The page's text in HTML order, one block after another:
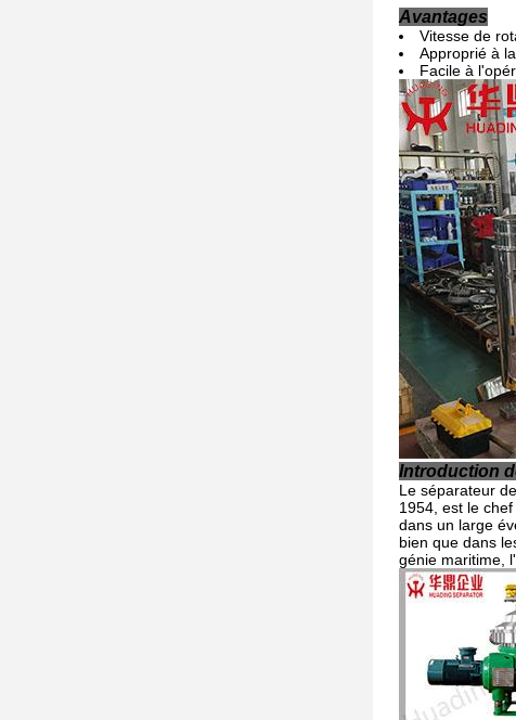
Avantages
Vitesse de
Approprié à
Facile à
Introduction
Le séparateur
1954, est le
dans un large
bien que dans
génie maritime,